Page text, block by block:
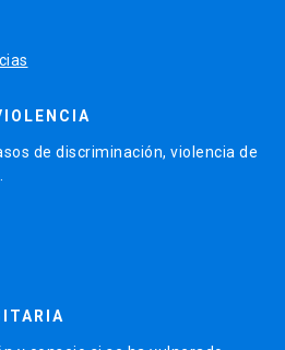
de discriminación, violencia de